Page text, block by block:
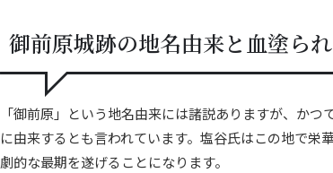
御前原城跡の地名由来と血塗ら
「御前原」という地名由来には諸説ありますが、か
に由来するとも言われています。塩谷氏はこの地で栄
劇的な最期を遂げることになります。